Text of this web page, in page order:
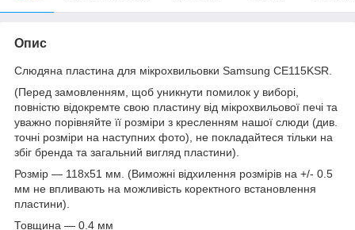
Опис
Слюдяна пластина для мікрохвильовки Samsung CE115KSR.
(Перед замовленням, щоб уникнути помилок у виборі,
повністю відокремте свою пластину від мікрохвильової печі та
уважно порівняйте її розміри з кресленням нашої слюди (див.
точні розміри на наступних фото), не покладайтеся тільки на
збіг бренда та загальний вигляд пластини).
Розмір — 118х51 мм. (Виможні відхилення розмірів на +/- 0.5
мм не впливають на можливість коректного встановлення
пластини).
Товщина — 0.4 мм